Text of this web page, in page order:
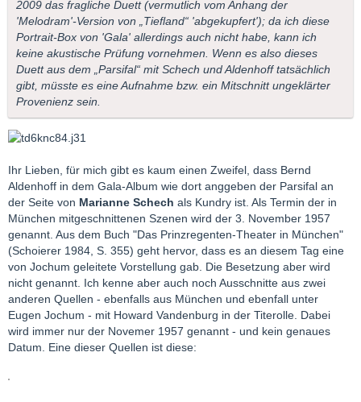
2009 das fragliche Duett (vermutlich vom Anhang der
'Melodram'-Version von „Tiefland“ 'abgekupfert'); da ich diese
Portrait-Box von 'Gala' allerdings auch nicht habe, kann ich
keine akustische Prüfung vornehmen. Wenn es also dieses
Duett aus dem „Parsifal“ mit Schech und Aldenhoff tatsächlich
gibt, müsste es eine Aufnahme bzw. ein Mitschnitt ungeklärter
Provenienz sein.
Ihr Lieben, für mich gibt es kaum einen Zweifel, dass Bernd
Aldenhoff in dem Gala-Album wie dort anggeben der Parsifal an
der Seite von Marianne Schech als Kundry ist. Als Termin der in
München mitgeschnittenen Szenen wird der 3. November 1957
genannt. Aus dem Buch "Das Prinzregenten-Theater in München"
(Schoierer 1984, S. 355) geht hervor, dass es an diesem Tag eine
von Jochum geleitete Vorstellung gab. Die Besetzung aber wird
nicht genannt. Ich kenne aber auch noch Ausschnitte aus zwei
anderen Quellen - ebenfalls aus München und ebenfall unter
Eugen Jochum - mit Howard Vandenburg in der Titerolle. Dabei
wird immer nur der Novemer 1957 genannt - und kein genaues
Datum. Eine dieser Quellen ist diese: